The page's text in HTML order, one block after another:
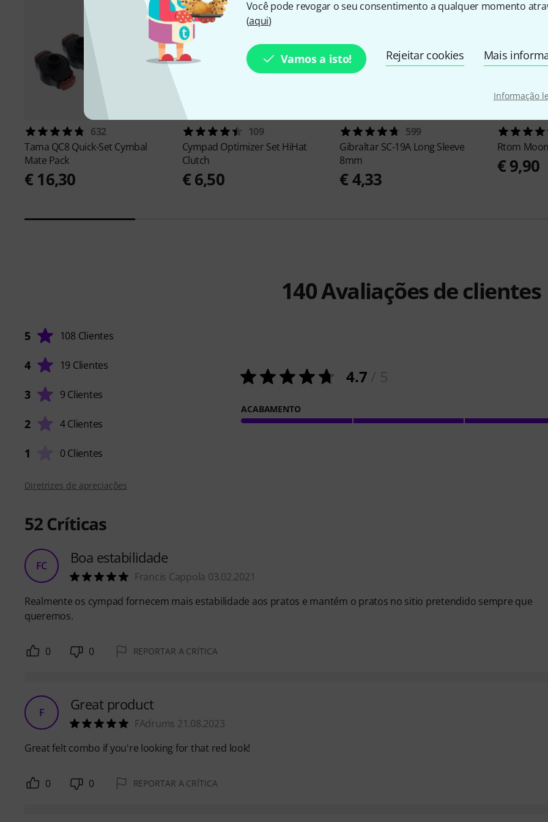
Você pode revogar o seu consentimento a qualquer momento
(aqui)
Vamos a isto! Rejeitar cookies Mais
Informação
632
Tama QC8 Quick-Set Cymbal
Mate Pack
€ 16,30
109
Cympad Optimizer Set HiHat
Clutch
€ 6,50
599
Gibraltar SC-19A Long Sleeve
8mm
€ 4,33
Rtom
€ 9,90
140Avaliações de clientes
5 108 Clientes
4 19 Clientes
3 9 Clientes
2 4 Clientes
1 0 Clientes
4.7
ACABAMENTO
Diretrizes de apreciações
52 Críticas
FC Boa estabilidade
Francis Cappola 03.02.2021
Realmente os cympad fornecem mais estabilidade aos pratos e mantém o pratos no sitio pretendido sempre que
queremos.
0 0 REPORTAR A CRÍTICA
F Great product
FAdrums 21.08.2023
Great felt combo if you're looking for that red look!
0 0 REPORTAR A CRÍTICA